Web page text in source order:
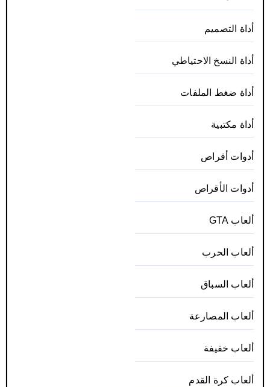
أداة التصميم
أداة النسخ الاحتياطي
أداة ضغط الملفات
أداة مكتبية
أدوات أقراص
أدوات الأقراص
ألعاب GTA
ألعاب الحرب
ألعاب السباق
ألعاب المصارعة
ألعاب خفيفة
ألعاب كرة القدم